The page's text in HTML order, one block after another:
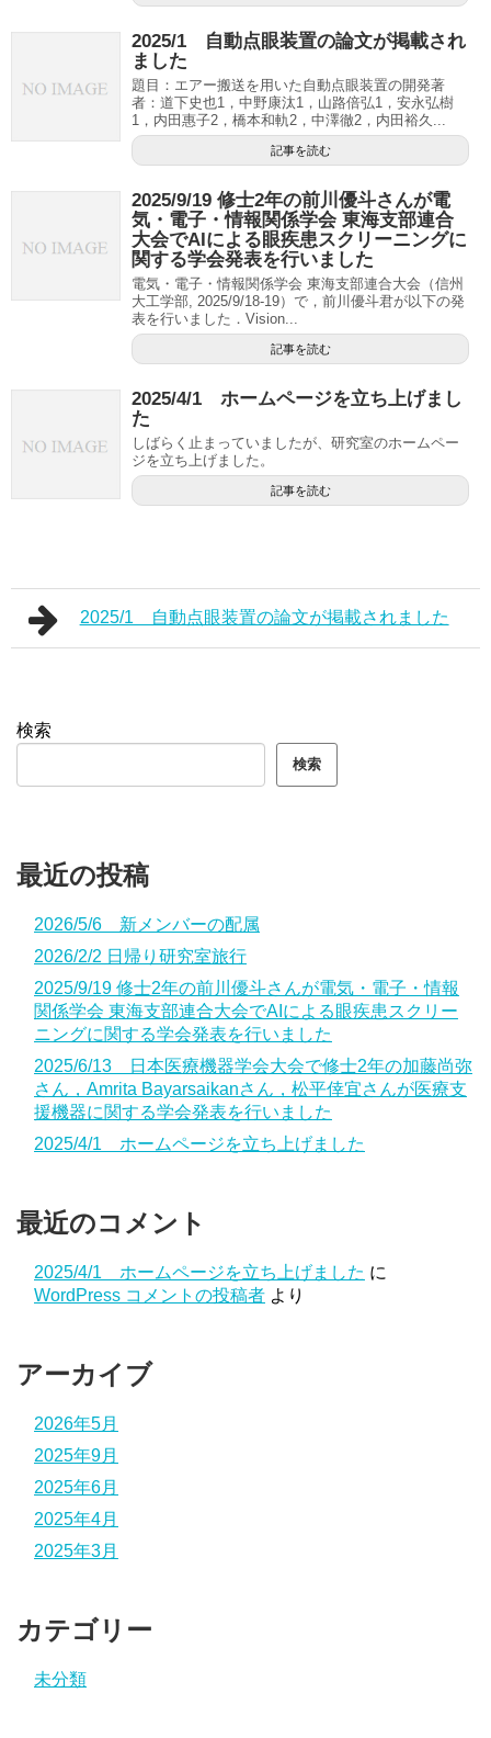
2025/1 自動点眼装置の論文が掲載され
ました
題目：エアー搬送を用いた自動点眼装置の開発著
者：道下史也1，中野康汰1，山路倍弘1，安永弘樹
1，内田惠子2，橋本和軌2，中澤徹2，内田裕久...
記事を読む
2025/9/19 修士2年の前川優斗さんが電
気・電子・情報関係学会 東海支部連合
大会でAIによる眼疾患スクリーニングに
関する学会発表を行いました
電気・電子・情報関係学会 東海支部連合大会（信州
大工学部, 2025/9/18-19）で，前川優斗君が以下の発
表を行いました．Vision...
記事を読む
2025/4/1 ホームページを立ち上げまし
た
しばらく止まっていましたが、研究室のホームペー
ジを立ち上げました。
記事を読む
2025/1 自動点眼装置の論文が掲載されました
検索
検索
最近の投稿
2026/5/6 新メンバーの配属
2026/2/2 日帰り研究室旅行
2025/9/19 修士2年の前川優斗さんが電気・電子・情報
関係学会 東海支部連合大会でAIによる眼疾患スクリー
ニングに関する学会発表を行いました
2025/6/13 日本医療機器学会大会で修士2年の加藤尚弥
さん，Amrita Bayarsaikanさん，松平倖宜さんが医療支
援機器に関する学会発表を行いました
2025/4/1 ホームページを立ち上げました
最近のコメント
2025/4/1 ホームページを立ち上げました に
WordPress コメントの投稿者 より
アーカイブ
2026年5月
2025年9月
2025年6月
2025年4月
2025年3月
カテゴリー
未分類